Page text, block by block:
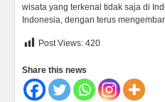
wisata yang terkenal tidak saja di
Indonesia, dengan terus
Post Views: 420
Share this news